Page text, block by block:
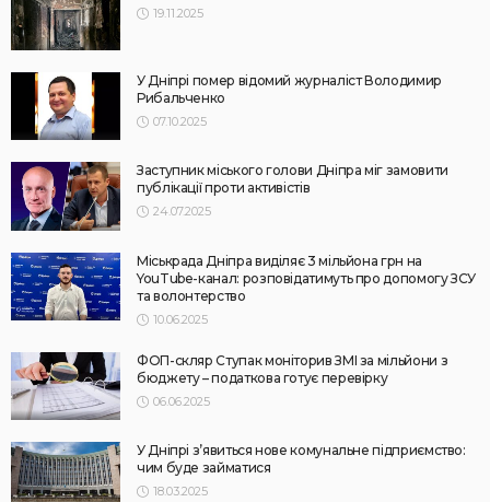
19.11.2025
У Дніпрі помер відомий журналіст Володимир
Рибальченко
07.10.2025
Заступник міського голови Дніпра міг замовити
публікації проти активістів
24.07.2025
Міськрада Дніпра виділяє 3 мільйона грн на
YouTube-канал: розповідатимуть про допомогу ЗСУ
та волонтерство
10.06.2025
ФОП-скляр Ступак моніторив ЗМІ за мільйони з
бюджету – податкова готує перевірку
06.06.2025
У Дніпрі з’явиться нове комунальне підприємство:
чим буде займатися
18.03.2025